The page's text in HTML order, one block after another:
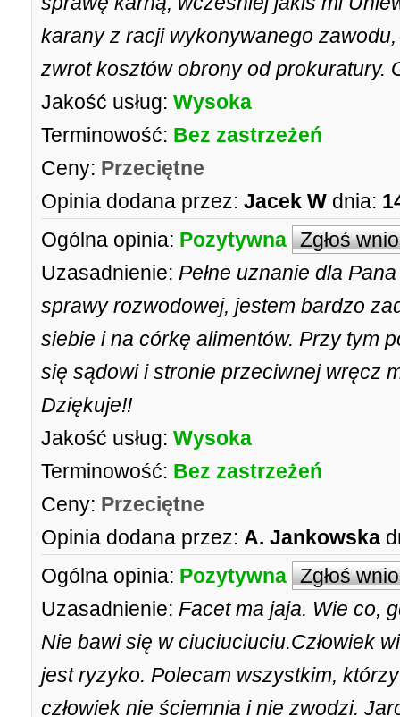
karany z racji wykonywanego
zwrot kosztów obrony od prokuratury.
Jakość usług: Wysoka
Terminowość: Bez zastrzeżeń
Ceny: Przeciętne
Opinia dodana przez: Jacek W dnia:
Ogólna opinia: Pozytywna Zgłoś
Uzasadnienie: Pełne uznanie dla
sprawy rozwodowej, jestem bardzo
siebie i na córkę alimentów. Przy tym
się sądowi i stronie przeciwnej wręcz
Dziękuje!!
Jakość usług: Wysoka
Terminowość: Bez zastrzeżeń
Ceny: Przeciętne
Opinia dodana przez: A. Jankowska
Ogólna opinia: Pozytywna Zgłoś
Uzasadnienie: Facet ma jaja. Wie co,
Nie bawi się w ciuciuciuciu.Człowiek
jest ryzyko. Polecam wszystkim,
człowiek nie ściemnia i nie zwodzi.